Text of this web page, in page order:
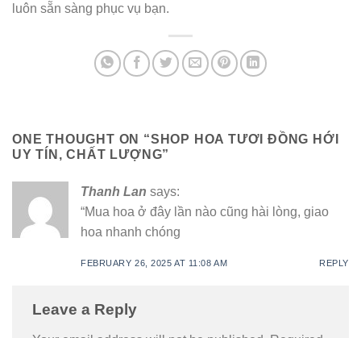
luôn sẵn sàng phục vụ bạn.
ONE THOUGHT ON “SHOP HOA TƯƠI ĐỒNG HỚI
UY TÍN, CHẤT LƯỢNG”
Thanh Lan says:
“Mua hoa ở đây lần nào cũng hài lòng, giao
hoa nhanh chóng
FEBRUARY 26, 2025 AT 11:08 AM REPLY
Leave a Reply